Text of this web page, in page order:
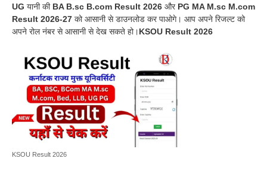
UG यानी की BA B.sc B.com Result 2026 और PG MA M.sc M.com
Result 2026-27 को आसानी से डाउनलोड कर पाओगे। आप अपने रिजल्ट को
अपने रोल नंबर से आसानी से देख सकते हो।KSOU Result 2026
KSOU Result 2026